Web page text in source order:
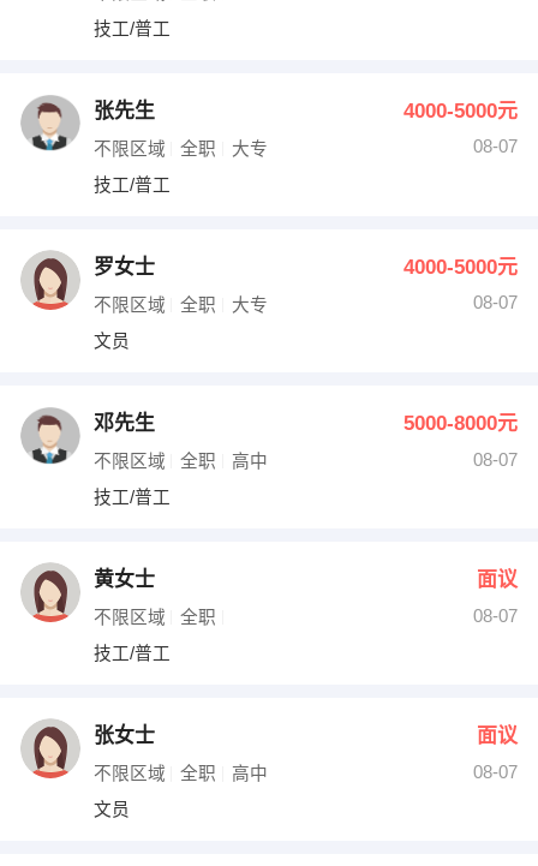
技工/普工
张先生 4000-5000元
不限区域 全职 大专
08-07
技工/普工
罗女士 4000-5000元
不限区域 全职 大专
08-07
文员
邓先生 5000-8000元
不限区域 全职 高中
08-07
技工/普工
黄女士 面议
不限区域 全职
08-07
技工/普工
张女士 面议
不限区域 全职 高中
08-07
文员